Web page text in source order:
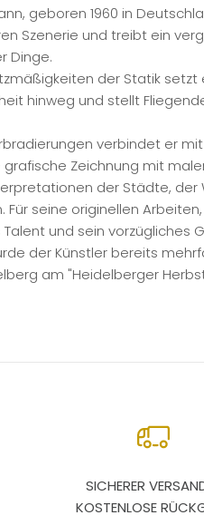
geboren 1960 in
Szenerie und treibt ein
Dinge.
der Statik
hinweg und stellt
verbindet er
grafische Zeichnung mit
der Städte, der
Für seine originellen
und sein vorzügliches
der Künstler bereits
am "Heidelberger
SICHERER
KOSTENLOSE